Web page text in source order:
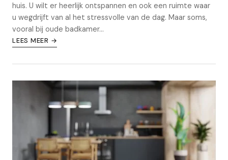
huis. U wilt er heerlijk ontspannen en ook een ruimte waar
u wegdrijft van al het stressvolle van de dag. Maar soms,
vooral bij oude badkamer...
LEES MEER →